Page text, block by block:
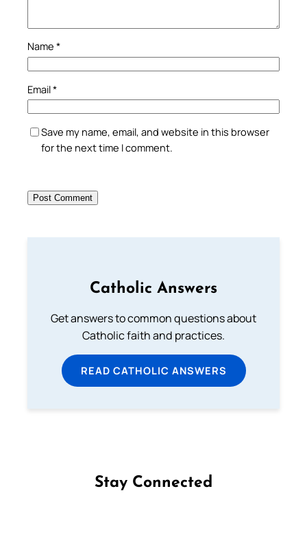
Name *
Email*
Save my name, email, and website in this browser
for the next time I comment.
Catholic Answers
Get answers to common questions about
Catholic faith and practices.
READ CATHOLIC ANSWERS
Stay Connected